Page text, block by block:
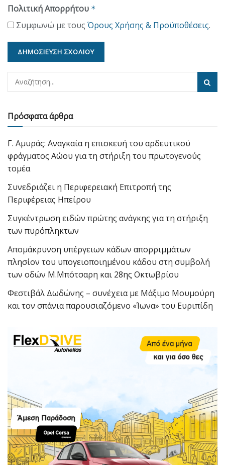
Πολιτική Απορρήτου *
Συμφωνώ με τους Όρους Χρήσης & Προϋποθέσεις.
Πρόσφατα άρθρα
Γ. Αμυράς: Αναγκαία η επισκευή του αρδευτικού
φράγματος Αώου για τη στήριξη του πρωτογενούς
τομέα
Συνεδριάζει η Περιφερειακή Επιτροπή της
Περιφέρειας Ηπείρου
Συγκέντρωση ειδών πρώτης ανάγκης για τη στήριξη
των πυρόπληκτων
Απομάκρυνση υπέργειων κάδων απορριμμάτων
πλησίον του υπογειοποιημένου κάδου στη συμβολή
των οδών Μ.Μπότσαρη και 28ης Οκτωβρίου
Φεστιβάλ Δωδώνης – συνέχεια με Μάξιμο Μουμούρη
και τον σπάνια παρουσιαζόμενο «Ίωνα» του Ευριπίδη